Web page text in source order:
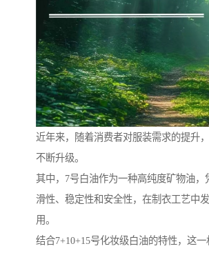
近年来，随着消费者对服装需求的提升
不断升级。
其中，7号白油作为一种高纯度矿物油，
滑性、稳定性和安全性，在制衣工艺中
用。
结合7+10+15号化妆级白油的特性，这